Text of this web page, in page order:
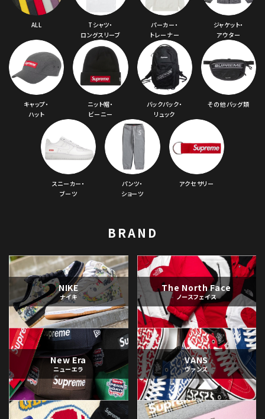
ALL
Tシャツ・
ロングスリーブ
パーカー・
トレーナー
ジャケット・
アウター
キャップ・
ハット
ニット帽・
ビーニー
バックパック・
リュック
その他バッグ類
スニーカー・
ブーツ
パンツ・
ショーツ
アクセサリー
BRAND
NIKE
ナイキ
The North Face
ノースフェイス
New Era
ニューエラ
VANS
ヴァンズ